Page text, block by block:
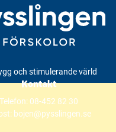
och stimulerande värld
Kontakt
Telefon: 08-452 82 30
bojen@pysslingen.se